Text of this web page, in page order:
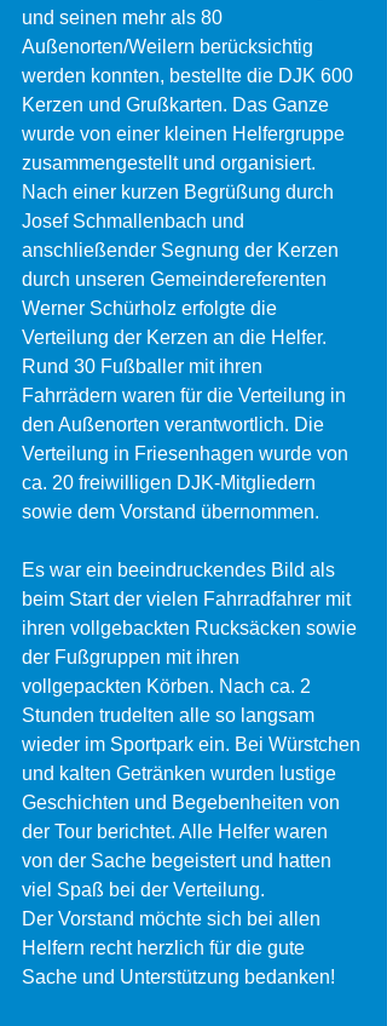
und seinen mehr als 80
Außenorten/Weilern berücksichtig
werden konnten, bestellte die DJK 600
Kerzen und Grußkarten. Das Ganze
wurde von einer kleinen Helfergruppe
zusammengestellt und organisiert.
Nach einer kurzen Begrüßung durch
Josef Schmallenbach und
anschließender Segnung der Kerzen
durch unseren Gemeindereferenten
Werner Schürholz erfolgte die
Verteilung der Kerzen an die Helfer.
Rund 30 Fußballer mit ihren
Fahrrädern waren für die Verteilung in
den Außenorten verantwortlich. Die
Verteilung in Friesenhagen wurde von
ca. 20 freiwilligen DJK-Mitgliedern
sowie dem Vorstand übernommen.
Es war ein beeindruckendes Bild als
beim Start der vielen Fahrradfahrer mit
ihren vollgebackten Rucksäcken sowie
der Fußgruppen mit ihren
vollgepackten Körben. Nach ca. 2
Stunden trudelten alle so langsam
wieder im Sportpark ein. Bei Würstchen
und kalten Getränken wurden lustige
Geschichten und Begebenheiten von
der Tour berichtet. Alle Helfer waren
von der Sache begeistert und hatten
viel Spaß bei der Verteilung.
Der Vorstand möchte sich bei allen
Helfern recht herzlich für die gute
Sache und Unterstützung bedanken!